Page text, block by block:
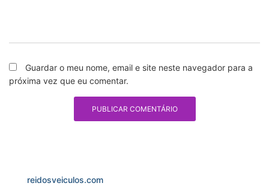
Guardar o meu nome, email e site neste navegador para a
próxima vez que eu comentar.
reidosveiculos.com